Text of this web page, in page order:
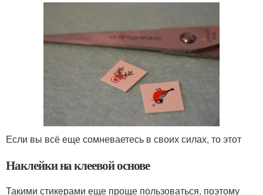
Если вы всё еще сомневаетесь в своих силах, то этот
Наклейки на клеевой основе
Такими стикерами еще проще пользоваться, поэтому